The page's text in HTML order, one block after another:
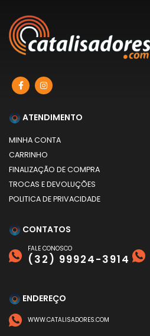
ATENDIMENTO
MINHA CONTA
CARRINHO
FINALIZAÇÃO DE COMPRA
TROCAS E DEVOLUÇÕES
POLITICA DE PRIVACIDADE
CONTATOS
FALE CONOSCO
(32) 99924-3914
ENDEREÇO
WWW.CATALISADORES.COM